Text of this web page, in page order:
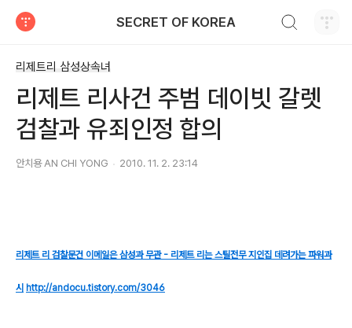
SECRET OF KOREA
리제트리 삼성상속녀
리제트 리사건 주범 데이빗 갈렛
검찰과 유죄인정 합의
안치용 AN CHI YONG 2010. 11. 2. 23:14
리제트 리 검찰문건 이메일은 삼성과 무관 - 리제트 리는 스틸전무 지인집 데려가는 파워과
시 http://andocu.tistory.com/3046